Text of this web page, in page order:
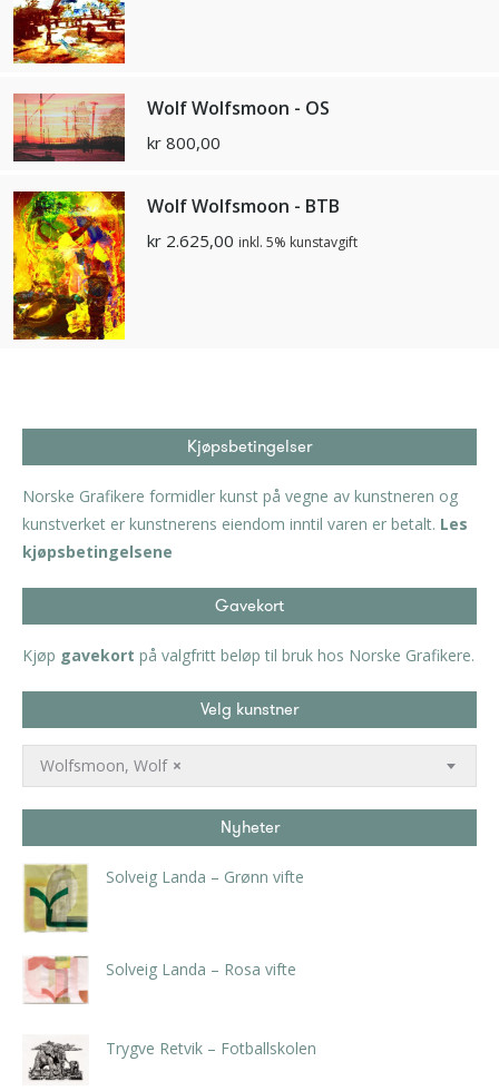
Wolf Wolfsmoon - OS
kr 800,00
Wolf Wolfsmoon - BTB
kr 2.625,00 inkl. 5% kunstavgift
Kjøpsbetingelser
Norske Grafikere formidler kunst på vegne av kunstneren og
kunstverket er kunstnerens eiendom inntil varen er betalt. Les
kjøpsbetingelsene
Gavekort
Kjøp gavekort på valgfritt beløp til bruk hos Norske Grafikere.
Velg kunstner
×
Wolfsmoon, Wolf
Nyheter
Solveig Landa – Grønn vifte
Solveig Landa – Rosa vifte
Trygve Retvik – Fotballskolen